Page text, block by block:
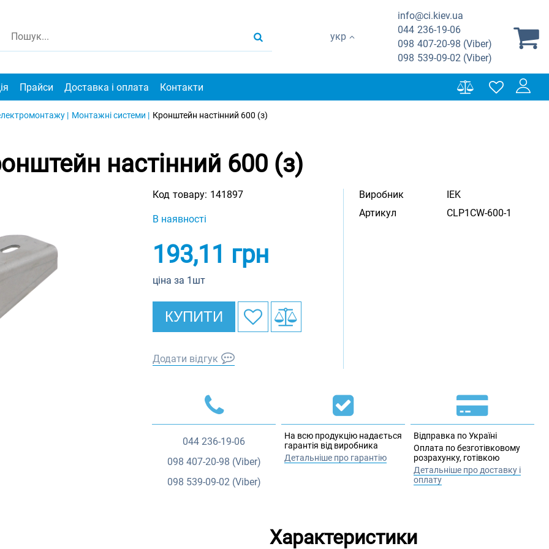
укр
info@ci.kiev.ua
044 236-19-06
098 407-20-98 (Viber)
098 539-09-02 (Viber)
Прайси Доставка і оплата Контакти
| Монтажні системи | Кронштейн настінний 600 (з)
настінний 600 (з)
Код товару: 141897
В наявності
193,11 грн
ціна за 1шт
КУПИТИ
Додати відгук
Виробник
IEK
Артикул
CLP1CW-600-1
044 236-19-06
098 407-20-98 (Viber)
098 539-09-02 (Viber)
На всю продукцію надається
гарантія від виробника
Детальніше про гарантію
Відправка по Україні
Оплата по безготівковому
розрахунку, готівкою
Детальніше про доставку і
оплату
Характеристики